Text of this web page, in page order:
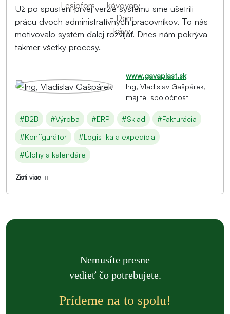
Už po spustení prvej verzie systému sme ušetrili
prácu dvoch administratívnych pracovníkov. To nás
motivovalo systém ďalej rozvíjať. Dnes nám pokrýva
takmer všetky procesy.
www.gavaplast.sk
Ing, Vladislav Gašpárek,
majiteľ spoločnosti
#B2B #Výroba #ERP #Sklad
#Fakturácia
#Konfigurátor
#Logistika a expedícia
#Úlohy a kalendáre
Zisti viac
Nemusíte presne
vedieť čo potrebujete.
Prídeme na to spolu!